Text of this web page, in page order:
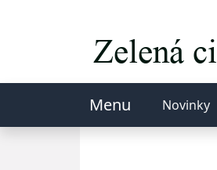
Menu Novinky